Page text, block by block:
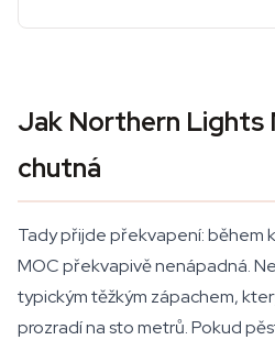
Jak Northern Lights
chutná
Tady přijde překvapení: během
MOC překvapivě nenápadná.
typickým těžkým zápachem,
prozradí na sto metrů. Pokud